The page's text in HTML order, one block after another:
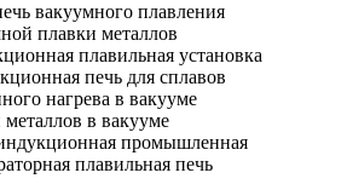
вакуумного плавления
плавки металлов
плавильная установка
печь для сплавов
нагрева в вакууме
в вакууме
промышленная
плавильная печь